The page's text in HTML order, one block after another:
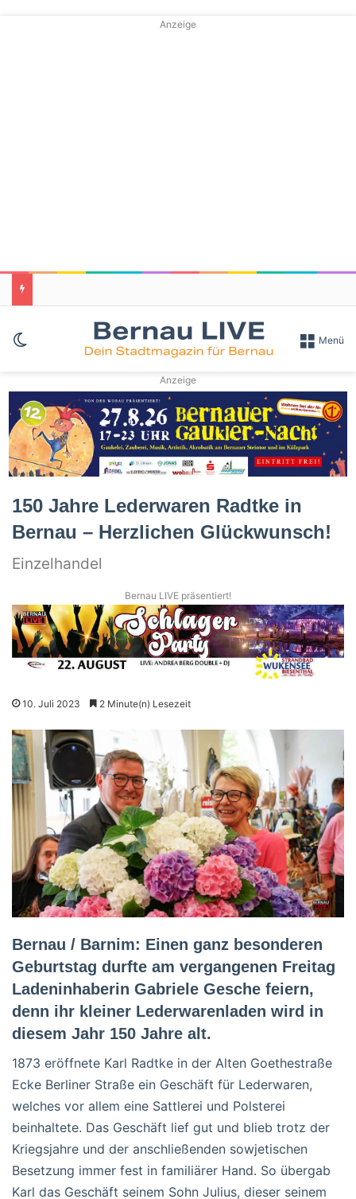
Anzeige
Skin umschalten Menü
Anzeige
150 Jahre Lederwaren Radtke in
Bernau – Herzlichen Glückwunsch!
Einzelhandel
Bernau LIVE präsentiert!
10. Juli 2023 2 Minute(n) Lesezeit
Bernau / Barnim: Einen ganz besonderen
Geburtstag durfte am vergangenen Freitag
Ladeninhaberin Gabriele Gesche feiern,
denn ihr kleiner Lederwarenladen wird in
diesem Jahr 150 Jahre alt.
1873 eröffnete Karl Radtke in der Alten Goethestraße
Ecke Berliner Straße ein Geschäft für Lederwaren,
welches vor allem eine Sattlerei und Polsterei
beinhaltete. Das Geschäft lief gut und blieb trotz der
Kriegsjahre und der anschließenden sowjetischen
Besetzung immer fest in familiärer Hand. So übergab
Karl das Geschäft seinem Sohn Julius, dieser seinem